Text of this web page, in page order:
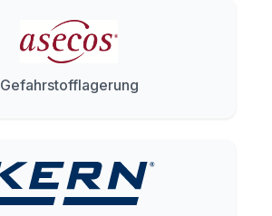
Gefahrstofflagerung